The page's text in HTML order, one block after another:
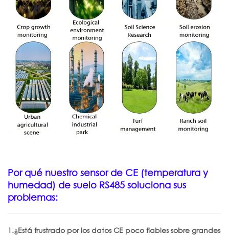
Por qué nuestro sensor de CE (temperatura y
humedad) de suelo RS485 soluciona sus
problemas:
1.¿Está frustrado por los datos CE poco fiables sobre grandes